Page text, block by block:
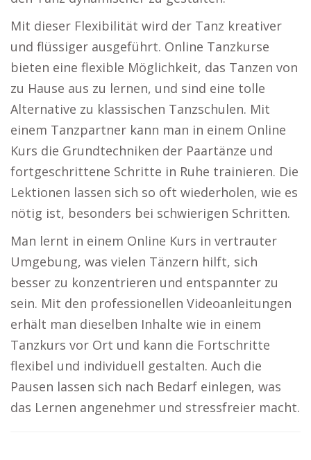
Mit dieser Flexibilität wird der Tanz kreativer
und flüssiger ausgeführt. Online Tanzkurse
bieten eine flexible Möglichkeit, das Tanzen von
zu Hause aus zu lernen, und sind eine tolle
Alternative zu klassischen Tanzschulen. Mit
einem Tanzpartner kann man in einem Online
Kurs die Grundtechniken der Paartänze und
fortgeschrittene Schritte in Ruhe trainieren. Die
Lektionen lassen sich so oft wiederholen, wie es
nötig ist, besonders bei schwierigen Schritten.
Man lernt in einem Online Kurs in vertrauter
Umgebung, was vielen Tänzern hilft, sich
besser zu konzentrieren und entspannter zu
sein. Mit den professionellen Videoanleitungen
erhält man dieselben Inhalte wie in einem
Tanzkurs vor Ort und kann die Fortschritte
flexibel und individuell gestalten. Auch die
Pausen lassen sich nach Bedarf einlegen, was
das Lernen angenehmer und stressfreier macht.